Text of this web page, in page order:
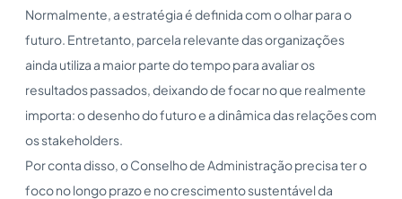
Normalmente, a estratégia é definida com o olhar para o
futuro. Entretanto, parcela relevante das organizações
ainda utiliza a maior parte do tempo para avaliar os
resultados passados, deixando de focar no que realmente
importa: o desenho do futuro e a dinâmica das relações com
os stakeholders.
Por conta disso, o Conselho de Administração precisa ter o
foco no longo prazo e no crescimento sustentável da